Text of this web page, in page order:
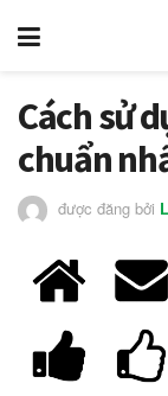
Cách sử
chuẩn
được đăng bởi